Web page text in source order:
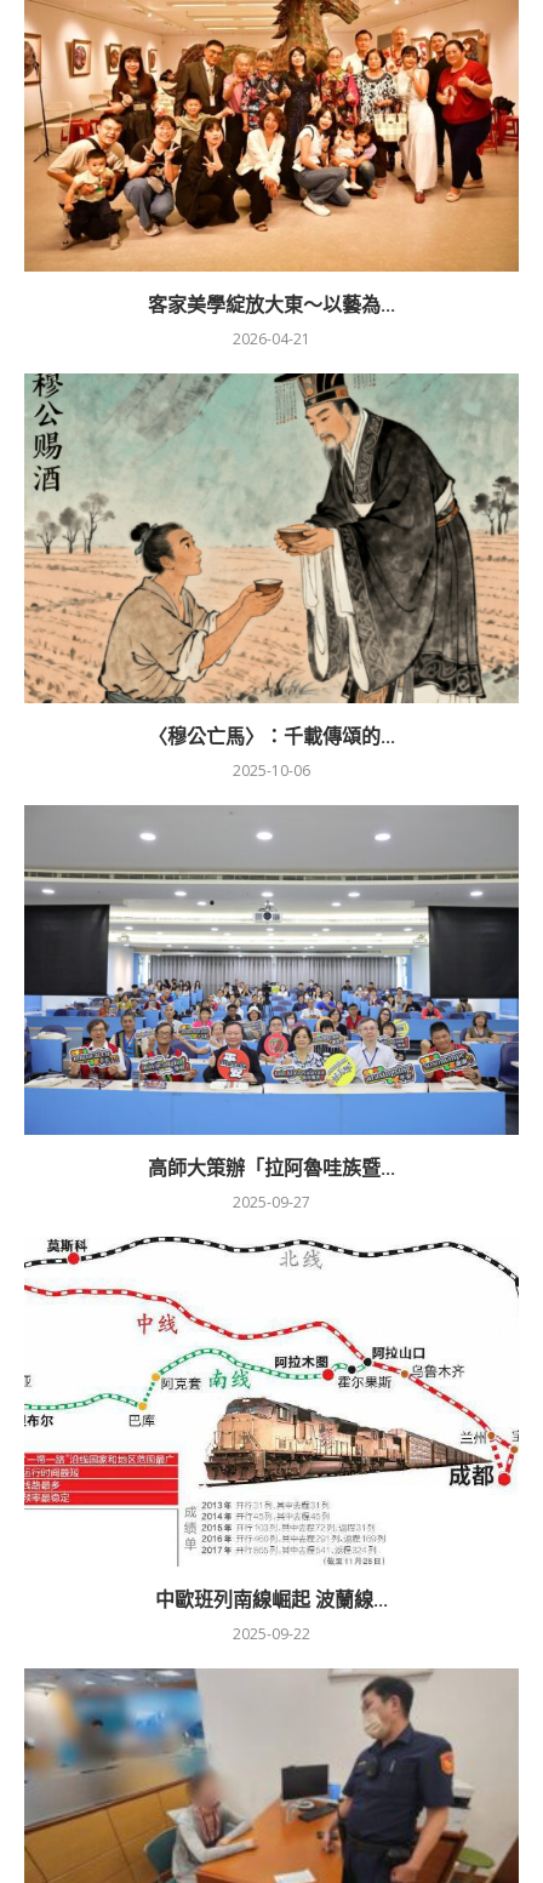
客家美學綻放大東～以藝為...
2026-04-21
〈穆公亡馬〉：千載傳頌的...
2025-10-06
高師大策辦「拉阿魯哇族暨...
2025-09-27
中歐班列南線崛起 波蘭線...
2025-09-22